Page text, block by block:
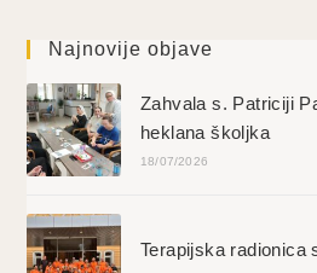
Najnovije objave
Zahvala s. Patriciji
heklana školjka
18/07/2026
Terapijska radionica